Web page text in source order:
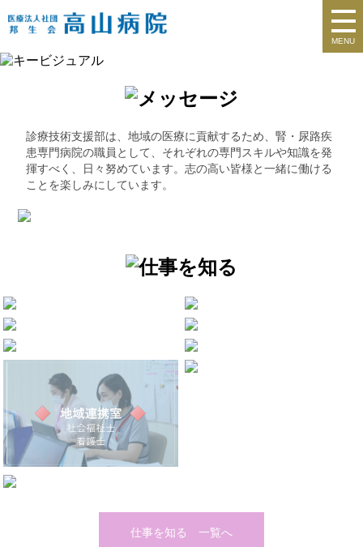
MENU
診療技術支援部は、地域の医療に貢献するため、腎・尿路疾
患専門病院の職員として、それぞれの専門スキルや知識を発
揮すべく、日々努めています。志の高い皆様と一緒に働ける
ことを楽しみにしています。
仕事を知る 一覧へ